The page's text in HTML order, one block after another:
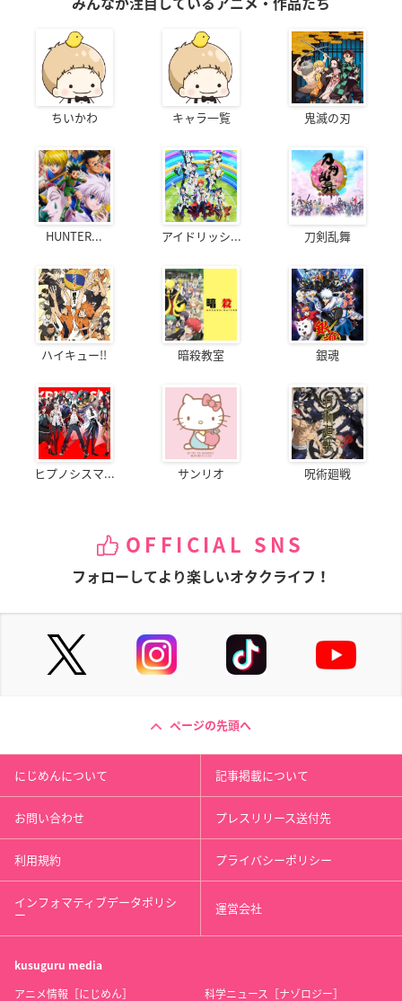
みんなが注目しているアニメ・作品たち
ちいかわ キャラ一覧 鬼滅の刃
HUNTER... アイドリッシ... 刀剣乱舞
ハイキュー!! 暗殺教室 銀魂
ヒプノシスマ... サンリオ 呪術廻戦
OFFICIAL SNS
フォローしてより楽しいオタクライフ！
ページの先頭へ
にじめんについて 記事掲載について
お問い合わせ プレスリリース送付先
利用規約 プライバシーポリシー
インフォマティブデータポリシ
ー 運営会社
kusuguru media
アニメ情報［にじめん］ 科学ニュース［ナゾロジー］